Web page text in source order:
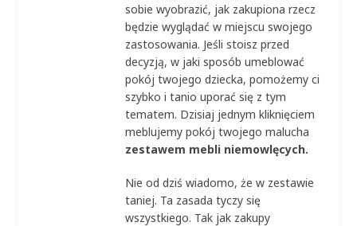
sobie wyobrazić, jak zakupiona rzecz
będzie wyglądać w miejscu swojego
zastosowania. Jeśli stoisz przed
decyzją, w jaki sposób umeblować
pokój twojego dziecka, pomożemy ci
szybko i tanio uporać się z tym
tematem. Dzisiaj jednym kliknięciem
meblujemy pokój twojego malucha
zestawem mebli niemowlęcych.
Nie od dziś wiadomo, że w zestawie
taniej. Ta zasada tyczy się
wszystkiego. Tak jak zakupy